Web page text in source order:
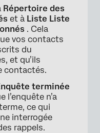
Répertoire des
et à Liste Liste
. Cela
vos contacts
du
et qu’ils
contactés.
terminée
l’enquête n’a
ce qui
interrogée
rappels.